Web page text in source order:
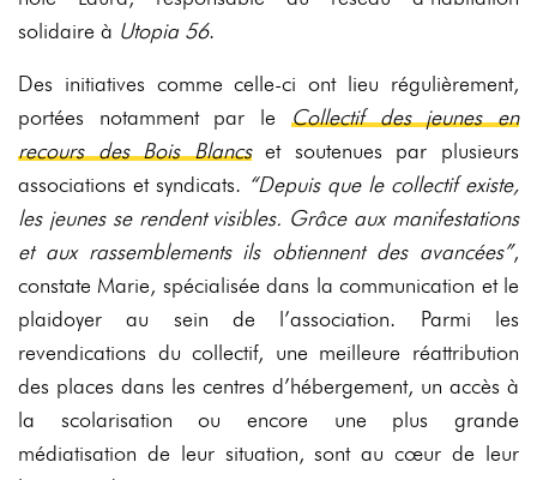
solidaire à Utopia 56.
Des initiatives comme celle-ci ont lieu régulièrement,
portées notamment par le Collectif des jeunes en
recours des Bois Blancset soutenues par plusieurs
associations et syndicats. “Depuis que le collectif existe,
les jeunes se rendent visibles. Grâce aux manifestations
et aux rassemblements ils obtiennent des avancées”,
constate Marie, spécialisée dans la communication et le
plaidoyer au sein de l’association. Parmi les
revendications du collectif, une meilleure réattribution
des places dans les centres d’hébergement, un accès à
la scolarisation ou encore une plus grande
médiatisation de leur situation, sont au cœur de leur